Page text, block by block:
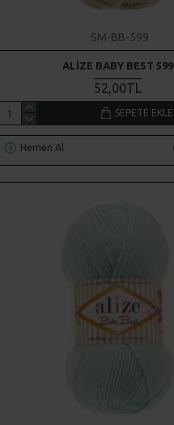
SM-BB-599
ALIZE BABY BEST 599
52,00TL
SEPETE EKLE
Hemen Al